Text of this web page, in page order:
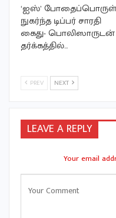
‘ஐஸ்’ போதைப்பொருள்
நுகர்ந்த டிப்பர் சாரதி
கைது- பொலிஸாருடன்
தர்க்கத்தில்…
PREV NEXT
LEAVE A REPLY
Your email